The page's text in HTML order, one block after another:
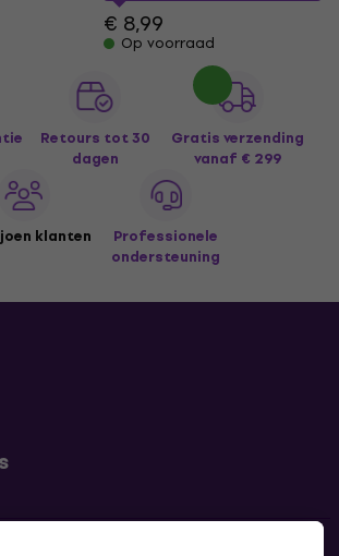
€ 8,99
Op voorraad
Retours tot 30
dagen
Gratis verzending
vanaf € 299
klanten
Professionele
ondersteuning